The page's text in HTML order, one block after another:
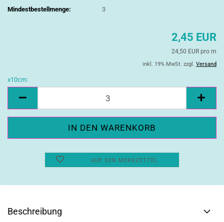
Mindestbestellmenge:
3
2,45 EUR
24,50 EUR pro m
inkl. 19% MwSt. zzgl. Versand
x10cm:
AUF DEN MERKZETTEL
Beschreibung